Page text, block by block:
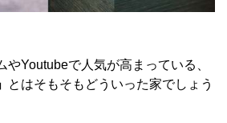
やYoutubeで人気が高まっている、
とはそもそもどういった家でしょう